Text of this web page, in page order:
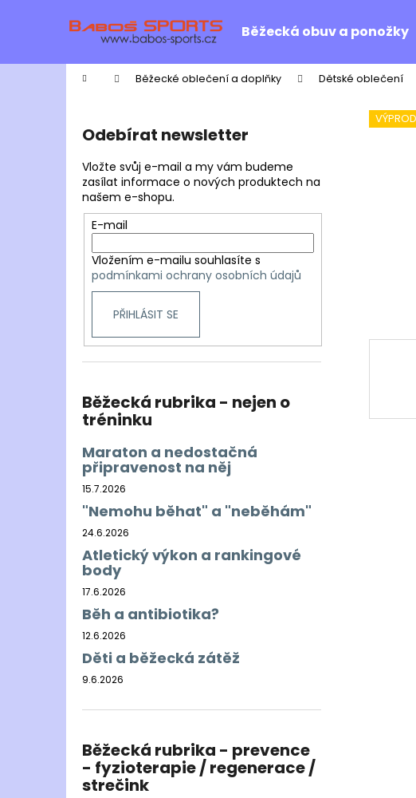
Běžecká obuv a ponožky
Domů Běžecké oblečení a doplňky Dětské oblečení
Odebírat newsletter
Vložte svůj e-mail a my vám budeme
zasílat informace o nových produktech na
našem e-shopu.
E-mail
Vložením e-mailu souhlasíte s
podmínkami ochrany osobních údajů
PŘIHLÁSIT SE
Běžecká rubrika - nejen o
tréninku
Maraton a nedostačná
připravenost na něj
15.7.2026
"Nemohu běhat" a "neběhám"
24.6.2026
Atletický výkon a rankingové
body
17.6.2026
Běh a antibiotika?
12.6.2026
Děti a běžecká zátěž
9.6.2026
Běžecká rubrika - prevence
- fyzioterapie / regenerace /
strečink
í
do
do
Co
BĚŽECKÁ BUNDA RONHILL EVERYDAY
899 Kč
Původně:1 200 Kč